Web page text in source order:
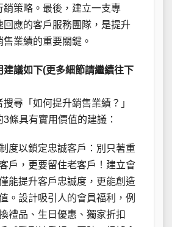
銷策略。最後，建立一支專
回應的客戶服務團隊，是提升
業績的重要關鍵。
建議如下(更多細節請繼續往下
尋「如何提升銷售業績？」
條具有實用價值的建議：
度以鎖定忠誠客戶：別只著重
戶，更要留住老客戶！建立會
能提升客戶忠誠度，更能創造
。設計吸引人的會員福利，例
禮品、生日優惠、獨家折扣